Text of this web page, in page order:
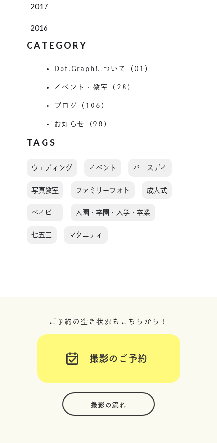
2017
2016
CATEGORY
Dot.Graphについて（01）
イベント・教室（28）
ブログ（106）
お知らせ（98）
TAGS
ウェディング イベント バースデイ
写真教室 ファミリーフォト 成人式
ベイビー 入園・卒園・入学・卒業
七五三 マタニティ
ご予約の空き状況もこちらから！
撮影のご予約
撮影の流れ